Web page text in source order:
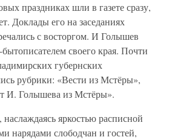
праздниках шли в газете сразу,
Доклады его на заседаниях
с восторгом. И Голышев
своего края. Почти
губернских
рубрики: «Вести из Мстёры»,
И. Голышева из Мстёры».
яркостью расписной
нарядами слободчан и гостей,